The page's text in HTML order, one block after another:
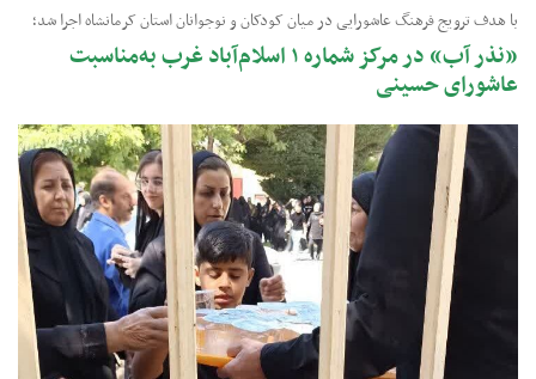
با هدف ترویج فرهنگ عاشورایی در میان کودکان و نوجوانان استان کرمانشاه اجرا شد؛
«نذر آب» در مرکز شماره ۱ اسلام‌آباد غرب به‌مناسبت
عاشورای حسینی